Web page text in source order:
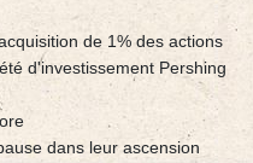
de 1% des actions
d'investissement Pershing
dans leur ascension